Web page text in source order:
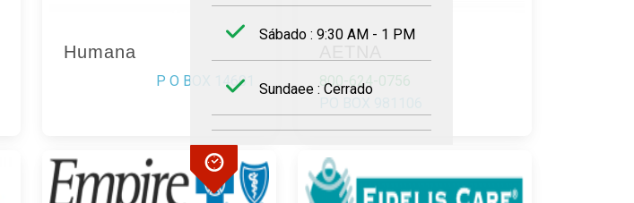
Sábado : 9:30 AM - 1 PM
Sundaee : Cerrado
Humana
P O BOX 14601
800-624-0756